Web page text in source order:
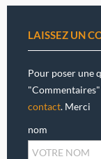
LAISSEZ UN
Pour poser une
"Commentaires"
contact. Merci
nom